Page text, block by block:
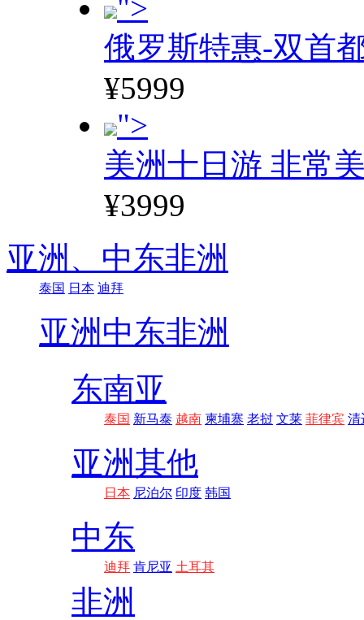
">
俄罗斯特惠-双首
¥5999
">
美洲十日游 非常
¥3999
亚洲、 中东非洲
泰国 日本 迪拜
亚洲 中东非洲
东南亚
泰国 新马泰 越南 柬埔寨 老挝 文莱 菲律宾 清
亚洲其他
日本 尼泊尔 印度 韩国
中东
迪拜 肯尼亚 土耳其
非洲